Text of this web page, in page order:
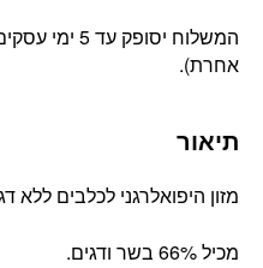
המשלוח יסופק
אחרת).
תיאור
מזון היפואלרגני לכלבים ללא
מכיל 66% בשר ודגים.